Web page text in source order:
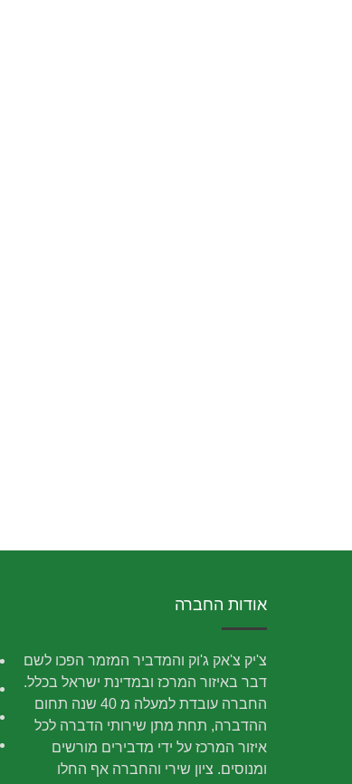
אודות החברה
צ'יק צ'אק ג'וק והמדביר המזמר הפכו לשם
דבר באיזור המרכז ובמדינת ישראל בכלל.
החברה עובדת למעלה מ 40 שנה תחום
ההדברה, תחת מתן שירותי הדברה לכל
איזור המרכז על ידי מדבירים מורשים
ומנוסים. ציון שירי והחברה אף החלו